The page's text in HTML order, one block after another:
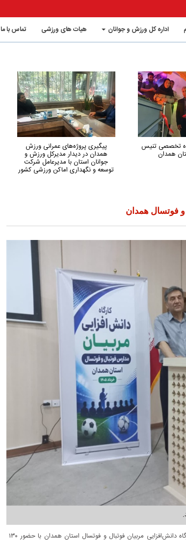
اداره کل ورزش و جوانان هیات های ورزشی تماس با ما
تخصصی تنیس
همدان
پیگیری پروژه‌های عمرانی ورزش
همدان در دیدار مدیرکل ورزش و
جوانان استان با مدیرعامل شرکت
توسعه و نگهداری اماکن ورزشی کشور
و فوتسال همدان
به گزارش روابط عمومی اداره کل ورزش و جوانان استان همدان ، کارگاه دانش‌افزایی مربیان فوتبال و فوتسال استان همدان با حضور ۱۳۰